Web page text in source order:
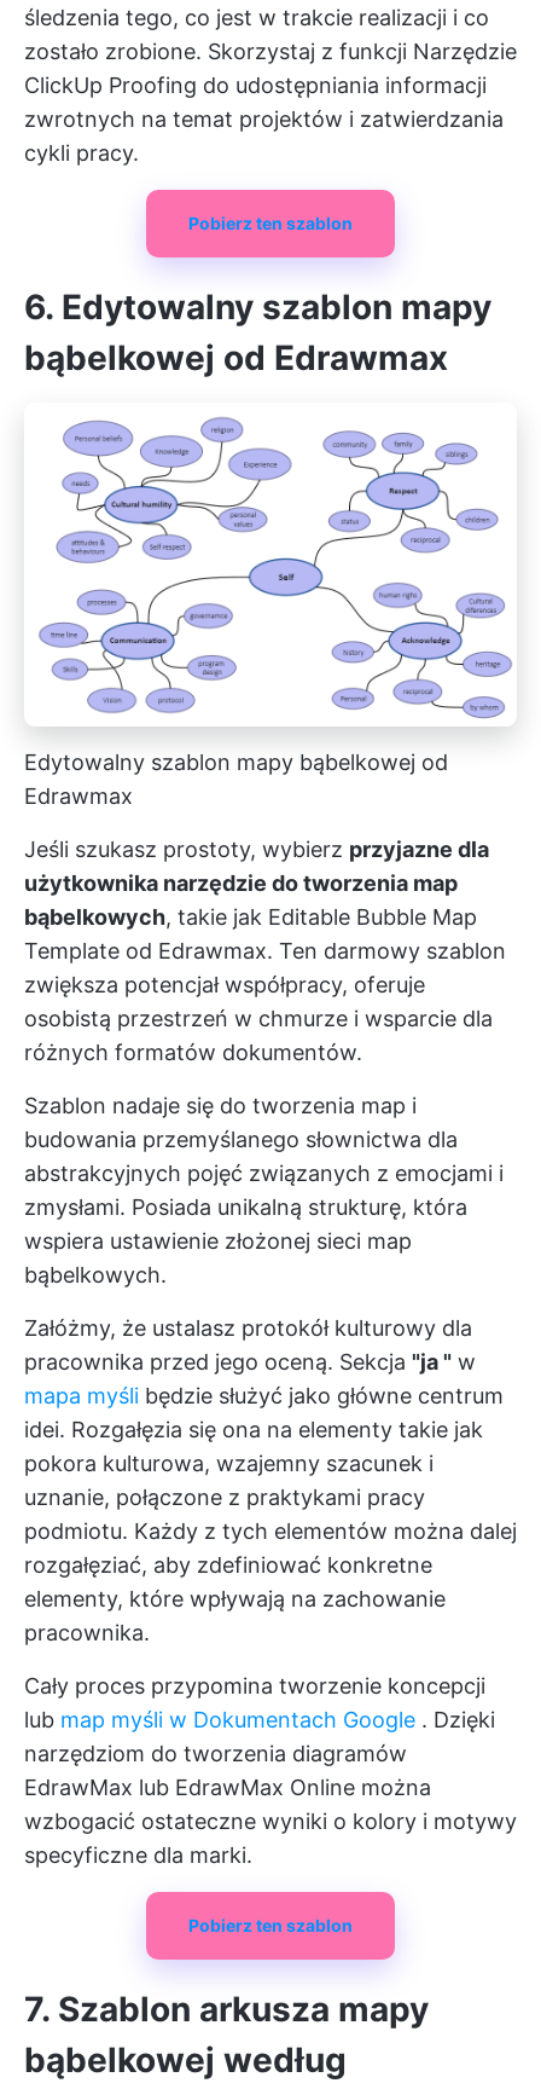
śledzenia tego, co jest w trakcie realizacji i co
zostało zrobione. Skorzystaj z funkcji Narzędzie
ClickUp Proofing do udostępniania informacji
zwrotnych na temat projektów i zatwierdzania
cykli pracy.
Pobierz ten szablon
6. Edytowalny szablon mapy
bąbelkowej od Edrawmax
Edytowalny szablon mapy bąbelkowej od
Edrawmax
Jeśli szukasz prostoty, wybierz przyjazne dla
użytkownika narzędzie do tworzenia map
bąbelkowych, takie jak Editable Bubble Map
Template od Edrawmax. Ten darmowy szablon
zwiększa potencjał współpracy, oferuje
osobistą przestrzeń w chmurze i wsparcie dla
różnych formatów dokumentów.
Szablon nadaje się do tworzenia map i
budowania przemyślanego słownictwa dla
abstrakcyjnych pojęć związanych z emocjami i
zmysłami. Posiada unikalną strukturę, która
wspiera ustawienie złożonej sieci map
bąbelkowych.
Załóżmy, że ustalasz protokół kulturowy dla
pracownika przed jego oceną. Sekcja "ja " w
mapa myśli będzie służyć jako główne centrum
idei. Rozgałęzia się ona na elementy takie jak
pokora kulturowa, wzajemny szacunek i
uznanie, połączone z praktykami pracy
podmiotu. Każdy z tych elementów można dalej
rozgałęziać, aby zdefiniować konkretne
elementy, które wpływają na zachowanie
pracownika.
Cały proces przypomina tworzenie koncepcji
lub map myśli w Dokumentach Google . Dzięki
narzędziom do tworzenia diagramów
EdrawMax lub EdrawMax Online można
wzbogacić ostateczne wyniki o kolory i motywy
specyficzne dla marki.
Pobierz ten szablon
7. Szablon arkusza mapy
bąbelkowej według